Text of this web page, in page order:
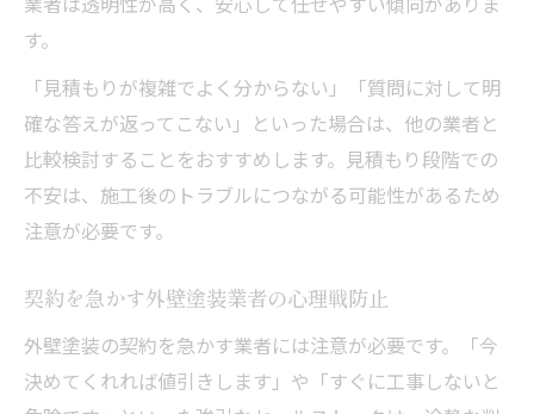
す。
「見積もりが複雑でよく分からない」「質問に対して明
確な答えが返ってこない」といった場合は、他の業者と
比較検討することをおすすめします。見積もり段階での
不安は、施工後のトラブルにつながる可能性があるため
注意が必要です。
契約を急かす外壁塗装業者の心理戦防止
外壁塗装の契約を急かす業者には注意が必要です。「今
決めてくれれば値引きします」や「すぐに工事しないと